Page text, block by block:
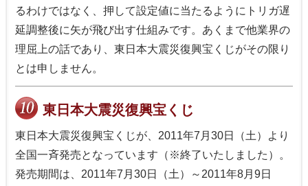
るわけではなく、押して設定値に当たるようにトリガ遅
延調整後に矢が飛び出す仕組みです。あくまで他業界の
理屈上の話であり、東日本大震災復興宝くじがその限り
とは申しません。
東日本大震災復興宝くじ
東日本大震災復興宝くじが、2011年7月30日（土）より
全国一斉発売となっています（※終了いたしました）。
発売期間は、2011年7月30日（土）～2011年8月9日